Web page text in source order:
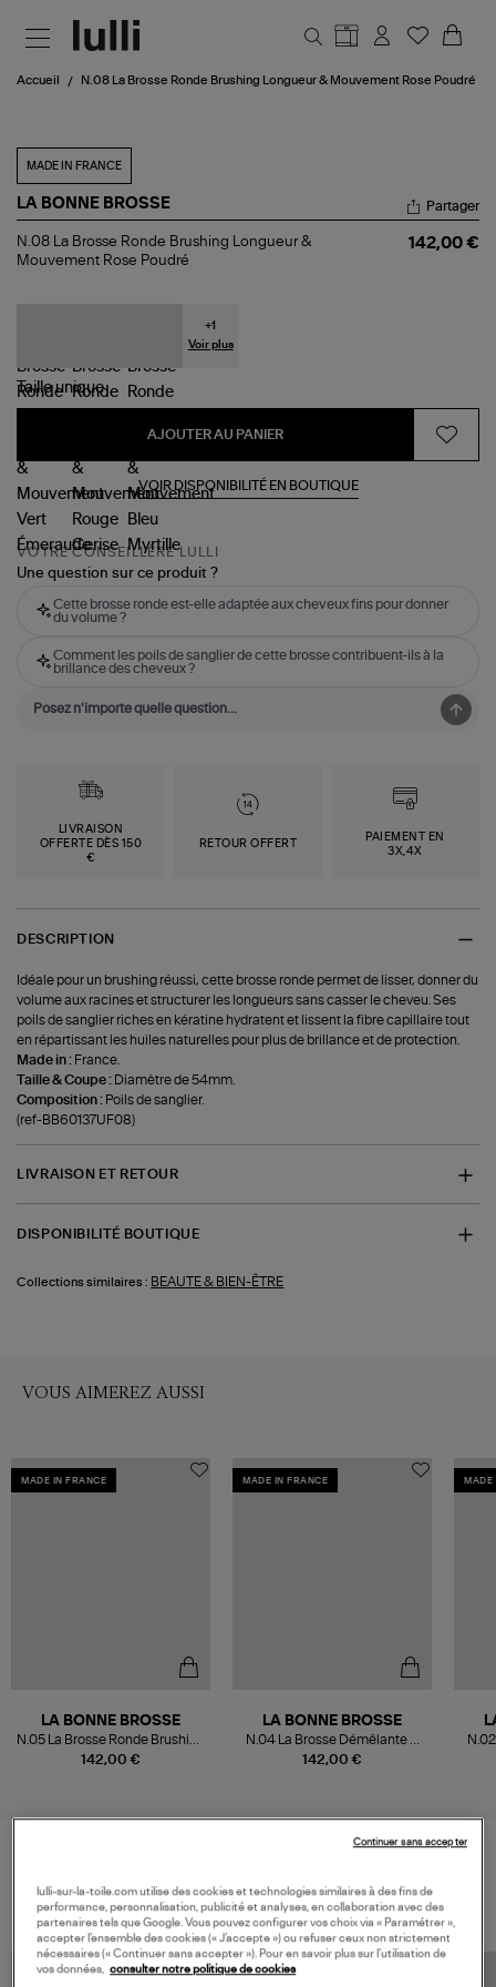
Accueil N.08 La Brosse Ronde Brushing Longueur & Mouvement Rose Poudré
MADE IN FRANCE
LA BONNE BROSSE
N.08
La
Rose
Poudré
Partager
N.08 La Brosse Ronde Brushing Longueur &
Mouvement Rose Poudré
142,00 €
+1
Voir plus
Tailleunique
AJOUTER AU PANIER
VOIR DISPONIBILITÉ EN BOUTIQUE
VOTRE CONSEILLÈRE LULLI
Une question sur ce produit ?
Cette brosse ronde est-elle adaptée aux cheveux fins pour donner
du volume ?
Comment les poils de sanglier de cette brosse contribuent-ils à la
brillance des cheveux ?
LIVRAISON
OFFERTE DÈS 150
€
RETOUR OFFERT
PAIEMENT EN
3X,4X
DESCRIPTION
Idéale pour un brushing réussi, cette brosse ronde permet de lisser, donner du
volume aux racines et structurer les longueurs sans casser le cheveu. Ses
poils de sanglier riches en kératine hydratent et lissent la fibre capillaire tout
en répartissant les huiles naturelles pour plus de brillance et de protection.
Made in : France.
Taille & Coupe : Diamètre de 54mm.
Composition : Poils de sanglier.
(ref-BB60137UF08)
LIVRAISON ET RETOUR
DISPONIBILITÉ BOUTIQUE
Collections similaires : BEAUTE & BIEN-ÊTRE
VOUS AIMEREZ AUSSI
MADE IN FRANCE
142,00 €
LA BONNE BROSSE
N.05 La Brosse Ronde Brushing
Volume & style Rose Poudré
MADE IN FRANCE
142,00 €
LA BONNE BROSSE
N.04 La Brosse Démêlante &
Massante La Miracle Rose
MADE
VOS DERNIERS PRODUITS VUS
lulli-sur-la-toile.com utilise des cookies et technologies similaires à des fins de
performance, personnalisation, publicité et analyses, en collaboration avec des
partenaires tels que Google. Vous pouvez configurer vos choix via « Paramétrer »,
accepter l’ensemble des cookies (« J’accepte ») ou refuser ceux non strictement
nécessaires (« Continuer sans accepter »). Pour en savoir plus sur l’utilisation de
vos données, consulter notre politique de cookies
Continuer sans accepter